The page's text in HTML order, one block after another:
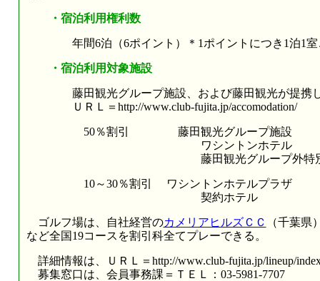
・宿泊利用権利数
年間6泊（6ポイント）＊1ポイントにつき1泊1室
・宿泊利用対象施設
藤田観光グループ施設、および藤田観光が提携し
ＵＲＬ＝http://www.club-fujita.jp/accomodation/
50％割引 藤田観光グループ施設
ワシントンホテル
藤田観光グループ外特別契
10～30％割引 ワシントンホテルプラザ
契約ホテル
ゴルフ場は、自社経営のカメリアヒルズＣＣ
（千葉県
など全国19コースを割引科全てプレーできる。
詳細情報は、ＵＲＬ＝http://www.club-fujita.jp/lineup/
募集窓口は、会員事務課＝ＴＥＬ：03-5981-7707